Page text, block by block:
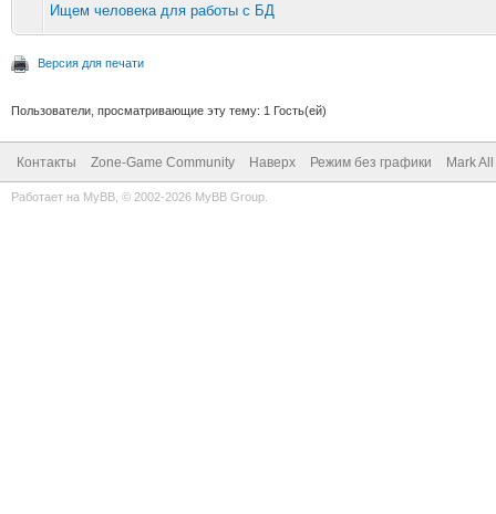
Ищем человека для работы с БД
Версия для печати
Пользователи, просматривающие эту тему: 1 Гость(ей)
Контакты Zone-Game Community Наверх Режим без графики Mark
Работает на MyBB , © 2002-2026 MyBB Group